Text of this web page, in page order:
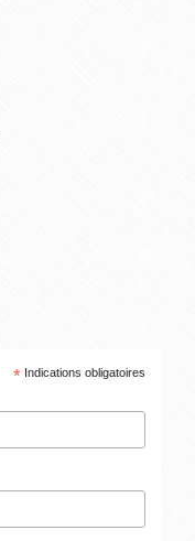
*Indications obligatoires